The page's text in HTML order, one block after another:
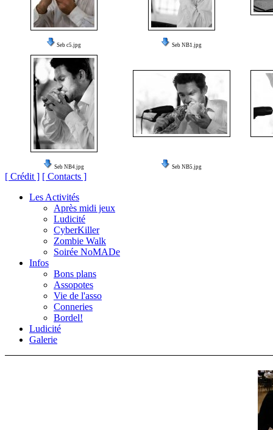
Seb c5.jpg Seb NB1.jpg
Seb NB4.jpg Seb NB5.jpg
[ Crédit ] [ Contacts ]
Les Activités
Après midi jeux
Ludicité
CyberKiller
Zombie Walk
Soirée NoMADe
Infos
Bons plans
Assopotes
Vie de l'asso
Conneries
Bordel!
Ludicité
Galerie